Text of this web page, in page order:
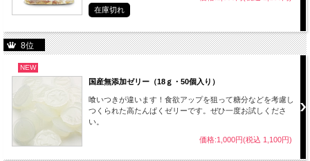
在庫切れ
8位
NEW
国産無添加ゼリー（18ｇ・50個入り）
喰いつきが違います！食欲アップを狙って糖分などを考慮し
つくられた高たんぱくゼリーです。ぜひ一度お試しくださ
い。
価格:1,000円(税込 1,100円)